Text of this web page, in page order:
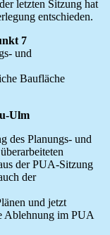
letzten Sitzung hat
entschieden.
7
und
Baufläche
Ulm
des Planungs- und
der PUA-Sitzung
der
und jetzt
Ablehnung im PUA